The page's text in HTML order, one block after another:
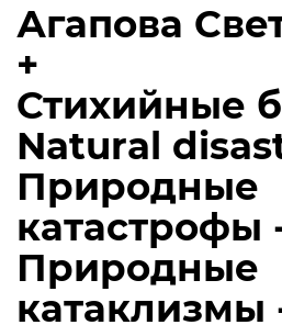
Агапова
+
Стихийные
Natural
Природные
катастрофы
Природные
катаклизмы